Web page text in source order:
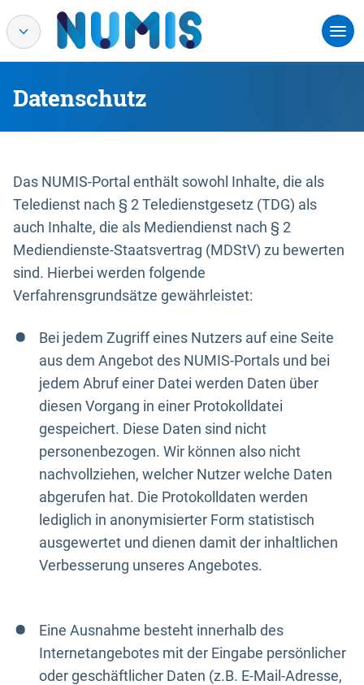
Datenschutz
Das NUMIS-Portal enthält sowohl Inhalte, die als
Teledienst nach § 2 Teledienstgesetz (TDG) als
auch Inhalte, die als Mediendienst nach § 2
Mediendienste-Staatsvertrag (MDStV) zu bewerten
sind. Hierbei werden folgende
Verfahrensgrundsätze gewährleistet:
Bei jedem Zugriff eines Nutzers auf eine Seite
aus dem Angebot des NUMIS-Portals und bei
jedem Abruf einer Datei werden Daten über
diesen Vorgang in einer Protokolldatei
gespeichert. Diese Daten sind nicht
personenbezogen. Wir können also nicht
nachvollziehen, welcher Nutzer welche Daten
abgerufen hat. Die Protokolldaten werden
lediglich in anonymisierter Form statistisch
ausgewertet und dienen damit der inhaltlichen
Verbesserung unseres Angebotes.
Eine Ausnahme besteht innerhalb des
Internetangebotes mit der Eingabe persönlicher
oder geschäftlicher Daten (z.B. E-Mail-Adresse,